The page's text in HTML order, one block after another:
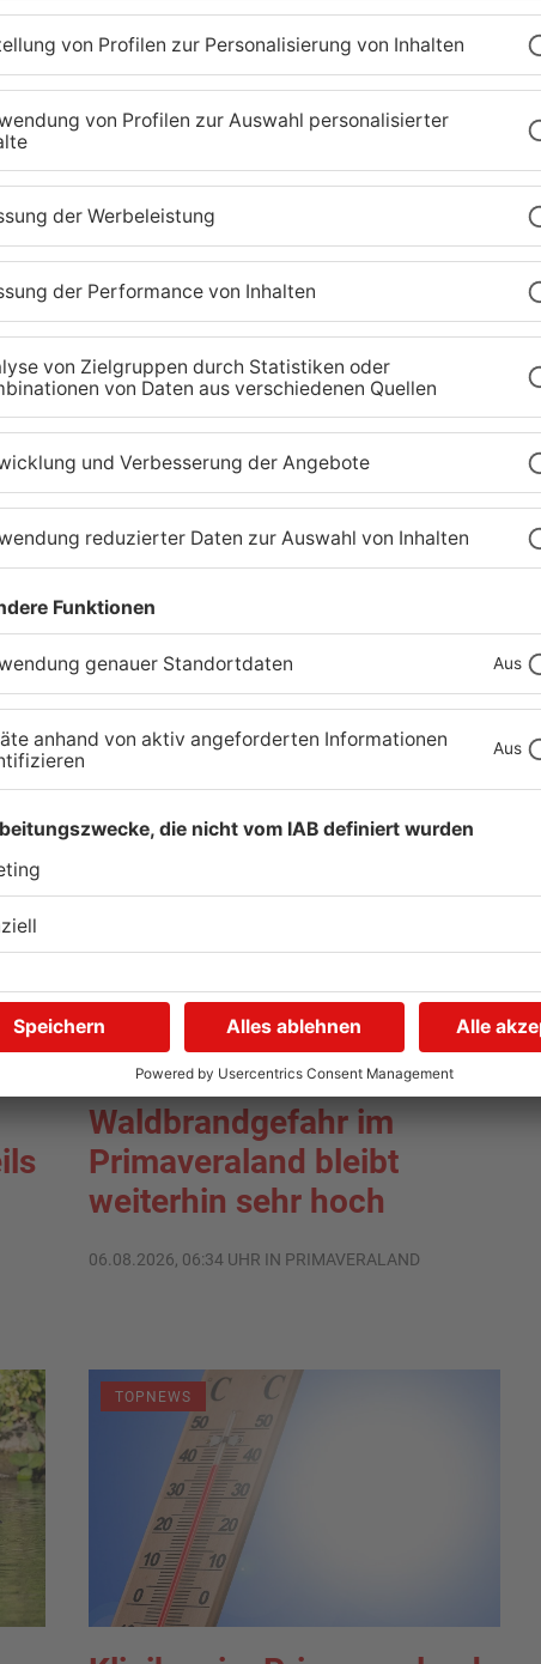
haben 2023 erneut bewiesen, dass Rock im
aus ganz Europa und sogar darüber hinaus ist!
drei Tage lang gelebte Völkerverständigung
Gelände – ein schöneres Zeichen kann man
Peter Pracht vom Veranstalter ARGO Konzerte
ergänzt: „Von außen ist kaum zu sehen, welche
hinter der Organisation von Festivals wie Rock
unser aufrichtiger Dank vor allem auch unseren
hinter der Bühne.“
Großveranstaltungen seiner
beschreiben Polizei und Rettungskräfte
rücksichtsvoll und friedlich. Laut Polizei ist
erneut auf einem sehr geringen Niveau.
am Ring vom 07. – 09. Juni 2024 startet am
park.com
Waldbrandgefahr im
Primaveraland bleibt
weiterhin sehr hoch
06.08.2026, 06:34 UHR IN PRIMAVERALAND
TOPNEWS